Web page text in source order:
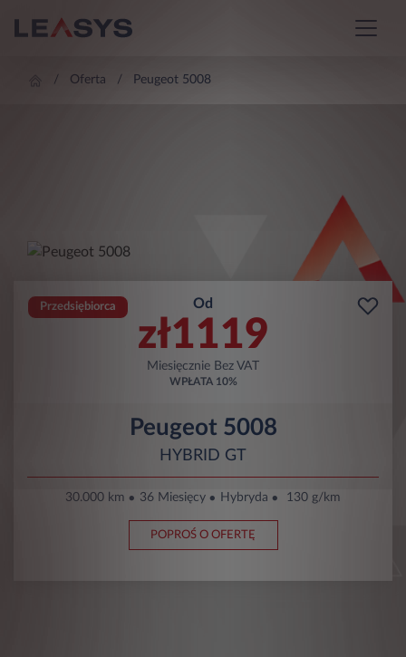
Oferta Peugeot 5008
Przedsiębiorca Od
zł1119
Miesięcznie Bez VAT
WPŁATA 10%
Peugeot 5008
HYBRID GT
30.000 km 36 Miesięcy Hybryda 130 g/km
POPROŚ O OFERTĘ